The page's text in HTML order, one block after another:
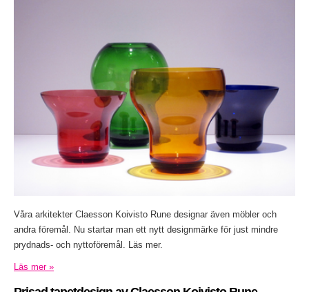
Våra arkitekter Claesson Koivisto Rune designar även möbler och
andra föremål. Nu startar man ett nytt designmärke för just mindre
prydnads- och nyttoföremål. Läs mer.
Läs mer »